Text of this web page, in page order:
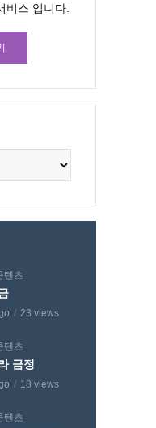
비스 입니다.
텐츠
23 views
텐츠
금정
18 views
텐츠